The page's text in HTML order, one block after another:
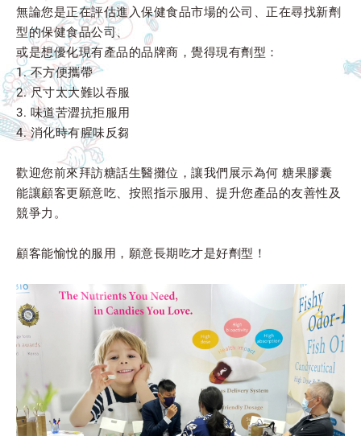
無論您是正在評估進入保健食品市場的公司、正在尋找新劑
型的保健食品公司、
或是想優化現有產品的品牌商，覺得現有劑型：
1. 不方便攜帶
2. 尺寸太大難以吞服
3. 味道苦澀抗拒服用
4. 消化時有腥味反芻
歡迎您前來拜訪糖話生醫攤位，讓我們展示為何 糖果膠囊
能讓顧客更願意吃、按照指示服用、提升您產品的友善性及
競爭力。
顧客能愉悅的服用，願意長期吃才是好劑型！